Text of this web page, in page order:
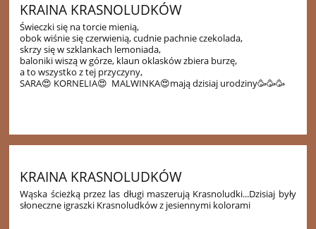
KRAINA KRASNOLUDKÓW
Świeczki się na torcie mienią,
obok wiśnie się czerwienią, cudnie pachnie czekolada,
skrzy się w szklankach lemoniada,
baloniki wiszą w górze, klaun oklasków zbiera burzę,
a to wszystko z tej przyczyny,
SARA😍 KORNELIA😍 MALWINKA😍mają dzisiaj urodziny🥳🥳🥳
KRAINA KRASNOLUDKÓW
Wąska ścieżką przez las długi maszerują Krasnoludki...Dzisiaj były
słoneczne igraszki Krasnoludków z jesiennymi kolorami